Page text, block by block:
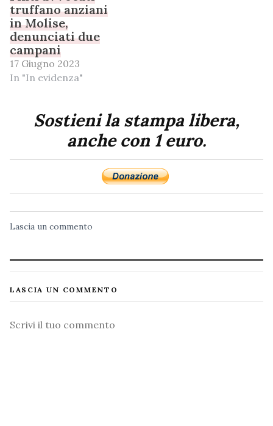
truffano anziani
in Molise,
denunciati due
campani
17 Giugno 2023
In "In evidenza"
Sostieni la stampa libera,
anche con 1 euro.
Lascia un commento
LASCIA UN COMMENTO
Commento